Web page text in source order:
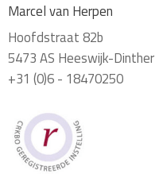
Marcel van Herpen
Hoofdstraat 82b
5473 AS Heeswijk-Dinther
+31 (0)6 - 18470250